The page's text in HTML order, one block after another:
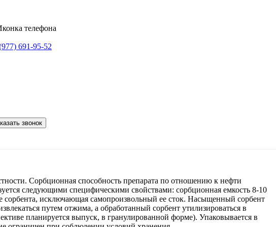
691-95-52
звонок
Сорбционная способность препарата по отношению к нефти
следующими специфическими свойствами: сорбционная емкость 8-10
исключающая самопроизвольный ее сток. Насыщенный сорбент
путем отжима, а обработанный сорбент утилизироваться в
планируется выпуск, в гранулированной форме). Упаковывается в